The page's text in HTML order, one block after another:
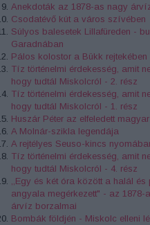
Anekdoták az 1878-as nagy
Csodatévő kút a város szívében
Súlyos balesetek Lillafüreden -
Garadnában
Pálos kolostor a Bükk rejtekében
Tíz történelmi érdekesség, amit
hogy tudtál Miskolcról - 2. rész
Tíz történelmi érdekesség, amit
hogy tudtál Miskolcról - 1. rész
Huszár Péter az elfeledett
A Molnár-szikla legendája
A rejtélyes Seuso-kincs
Tíz történelmi érdekesség, amit
hogy tudtál Miskolcról - 4. rész
,,Egy és két óra között a halál és
angyala megérkezett" - az 1878-
árvíz borzalmai
Bombák földjén - Miskolc elleni